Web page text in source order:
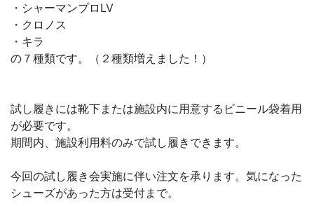
・シャーマンプロLV
・クロノス
・キラ
の７種類です。（２種類増えました！）
試し履きには靴下または施設内に用意するビニール袋着用
が必要です。
期間内、施設利用料のみで試し履きできます。
今回の試し履き会実施に伴い注文を承ります。気になった
シューズがあった方は受付まで。